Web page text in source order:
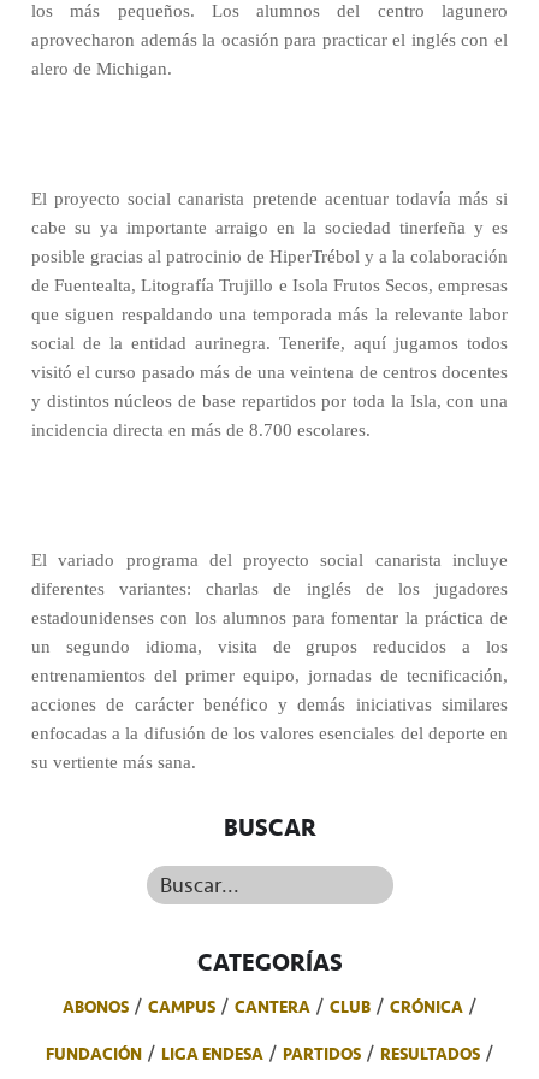
los más pequeños. Los alumnos del centro lagunero
aprovecharon además la ocasión para practicar el inglés con el
alero de Michigan.
El proyecto social canarista pretende acentuar todavía más si
cabe su ya importante arraigo en la sociedad tinerfeña y es
posible gracias al patrocinio de HiperTrébol y a la colaboración
de Fuentealta, Litografía Trujillo e Isola Frutos Secos, empresas
que siguen respaldando una temporada más la relevante labor
social de la entidad aurinegra. Tenerife, aquí jugamos todos
visitó el curso pasado más de una veintena de centros docentes
y distintos núcleos de base repartidos por toda la Isla, con una
incidencia directa en más de 8.700 escolares.
El variado programa del proyecto social canarista incluye
diferentes variantes: charlas de inglés de los jugadores
estadounidenses con los alumnos para fomentar la práctica de
un segundo idioma, visita de grupos reducidos a los
entrenamientos del primer equipo, jornadas de tecnificación,
acciones de carácter benéfico y demás iniciativas similares
enfocadas a la difusión de los valores esenciales del deporte en
su vertiente más sana.
BUSCAR
Buscar...
CATEGORÍAS
ABONOS CAMPUS CANTERA CLUB
CRÓNICA
FUNDACIÓN
LIGA ENDESA PARTIDOS RESULTADOS